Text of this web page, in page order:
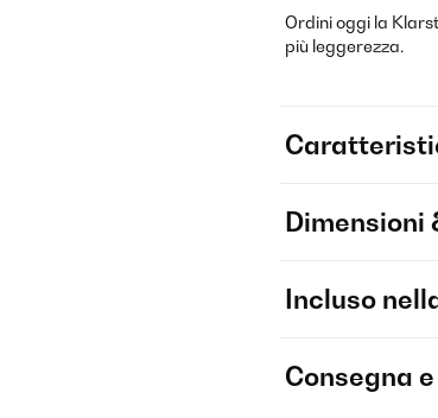
Ordini oggi la
più leggerezza.
Incluso
Consegna